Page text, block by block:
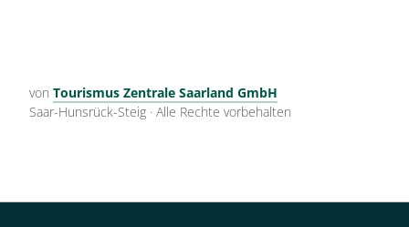
von Tourismus Zentrale Saarland GmbH
Saar-Hunsrück-Steig · Alle Rechte vorbehalten